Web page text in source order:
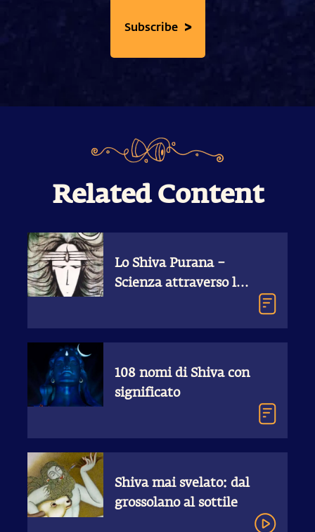
Subscribe >
Related Content
Lo Shiva Purana –
Scienza attraverso le
108 nomi di Shiva con
significato
Shiva mai svelato: dal
grossolano al sottile